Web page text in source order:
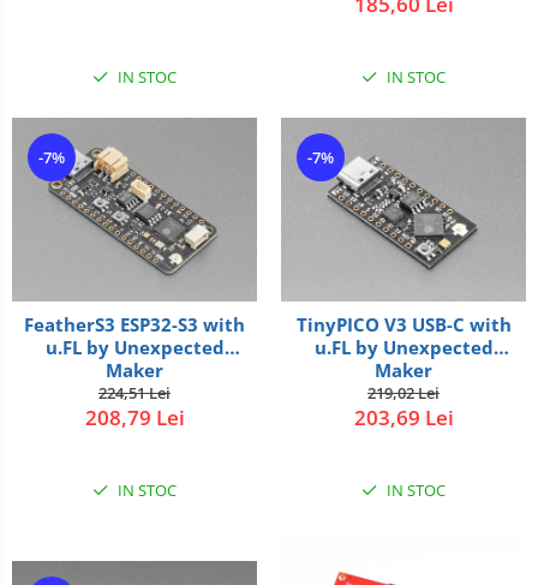
IN STOC IN STOC
-7%
FeatherS3 ESP32-S3 with
u.FL by Unexpected
Maker
224,51 Lei
208,79 Lei
IN STOC
-7%
TinyPICO V3 USB-C with
u.FL by Unexpected
Maker
219,02 Lei
203,69 Lei
IN STOC